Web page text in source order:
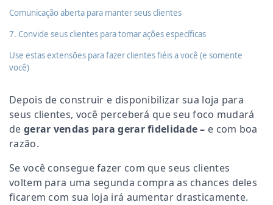
Depois de construir e disponibilizar sua loja para
seus clientes, você perceberá que seu foco mudará
de gerar vendas para gerar fidelidade – e com boa
razão.
Se você consegue fazer com que seus clientes
voltem para uma segunda compra as chances deles
ficarem com sua loja irá aumentar drasticamente.
Comunicação aberta para manter seus clientes
7. Convide seus clientes para tomar ações específicas
Use estas extensões para fazer clientes fiéis a você (e somente
você)